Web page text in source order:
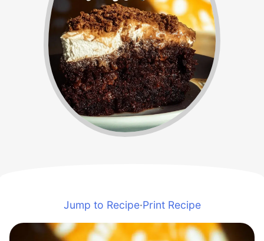
Jump to Recipe·Print Recipe